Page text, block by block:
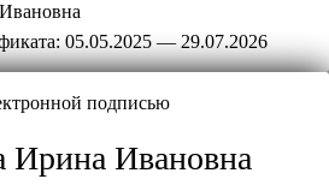
05.05.2025 — 29.07.2026
подписью
Ирина Ивановна